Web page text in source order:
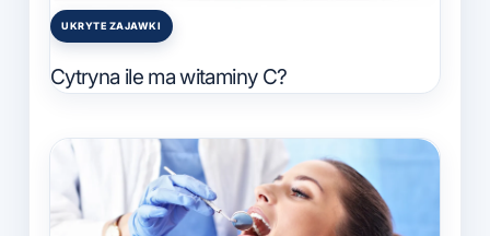
Posted
UKRYTE ZAJAWKI
Cytryna ile ma witaminy C?